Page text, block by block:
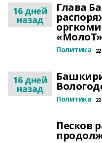
16 дней
назад
Глава
«МолоТ»
Политика
16 дней
назад
Политика
Песков